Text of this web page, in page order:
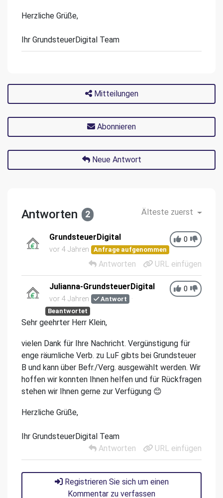
Herzliche Grüße,
Ihr GrundsteuerDigital Team
Mitteilungen
Abonnieren
Neue Antwort
Antworten 2 Älteste zuerst
0
GrundsteuerDigital
vor 4 Jahren Anfrage aufgenommen
Antworten URL einfügen
0
Julianna-GrundsteuerDigital
vor 4 Jahren
Antwort
Beantwortet
Sehr geehrter Herr Klein,
vielen Dank für Ihre Nachricht. Vergünstigung für
enge räumliche Verb. zu LuF gibts bei Grundsteuer
B und kann über Befr./Verg. ausgewählt werden. Wir
hoffen wir konnten Ihnen helfen und für Rückfragen
stehen wir Ihnen gerne zur Verfügung 😊
Herzliche Grüße,
Ihr GrundsteuerDigital Team
Antworten
URL einfügen
Registrieren Sie sich um einen
Kommentar zu verfassen